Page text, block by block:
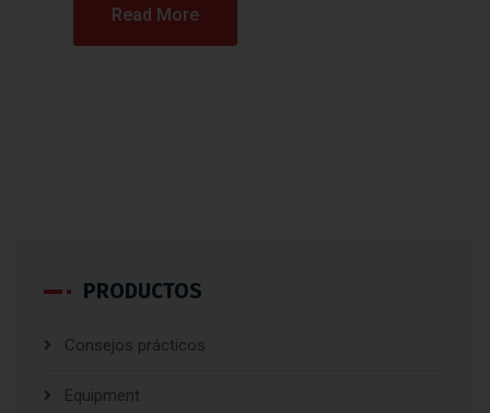
Read More
PRODUCTOS
Consejos prácticos
Equipment